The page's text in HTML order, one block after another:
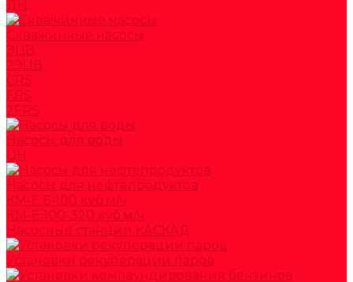
ДН
Скважинные насосы
ЭЦВ
2ЭЦВ
CRS
FRS
2FRS
Насосы для воды
ЦН
Насосы для нефтепродуктов
КМ-Е 6-100 куб.м/ч
КМ-Е 100-320 куб.м/ч
Насосные станции КАСКАД
Установки рекуперации паров